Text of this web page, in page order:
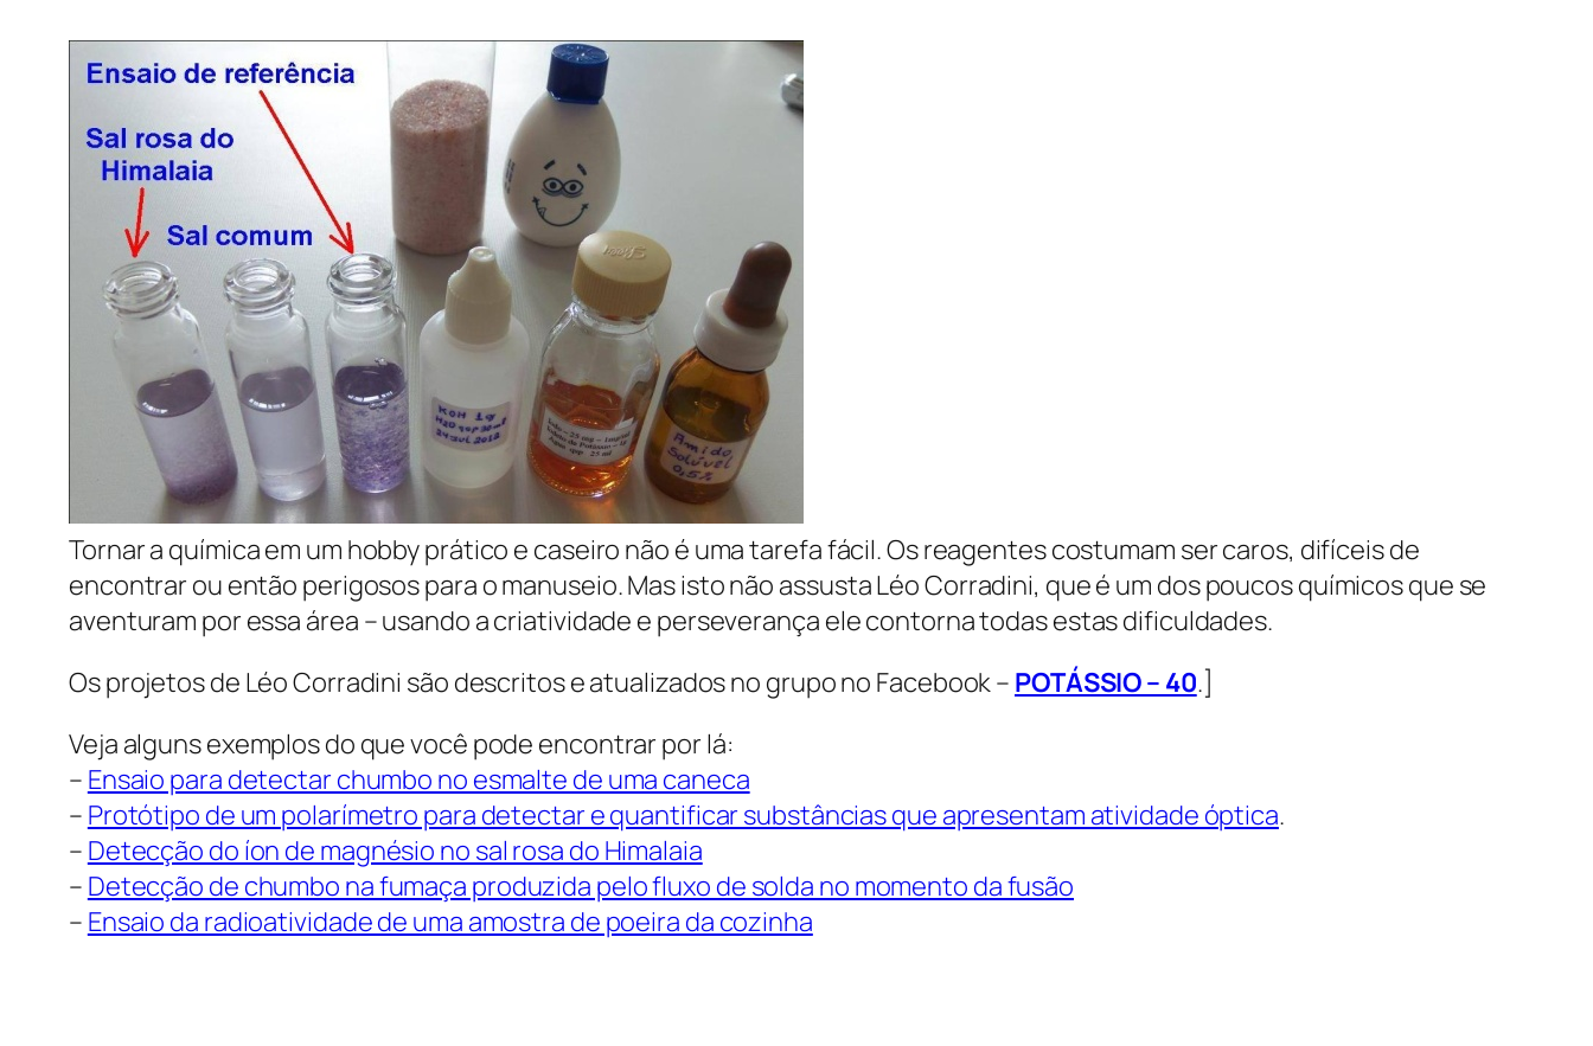
Tornar a química em um hobby prático e caseiro não é uma tarefa fácil. Os reagentes costumam ser caros, difíceis de
encontrar ou então perigosos para o manuseio. Mas isto não assusta Léo Corradini, que é um dos poucos químicos que se
aventuram por essa área – usando a criatividade e perseverança ele contorna todas estas dificuldades.
Os projetos de Léo Corradini são descritos e atualizados no grupo no Facebook – POTÁSSIO – 40.]
Veja alguns exemplos do que você pode encontrar por lá:
– Ensaio para detectar chumbo no esmalte de uma caneca
– Protótipo de um polarímetro para detectar e quantificar substâncias que apresentam atividade óptica.
– Detecção do íon de magnésio no sal rosa do Himalaia
– Detecção de chumbo na fumaça produzida pelo fluxo de solda no momento da fusão
– Ensaio da radioatividade de uma amostra de poeira da cozinha